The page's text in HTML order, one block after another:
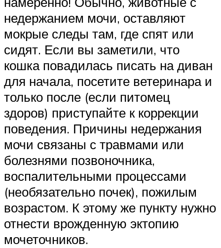
недержанием мочи, оставляют
мокрые следы там, где спят или
сидят. Если вы заметили, что
кошка повадилась писать на диван
для начала, посетите ветеринара и
только после (если питомец
здоров) приступайте к коррекции
поведения. Причины недержания
мочи связаны с травмами или
болезнями позвоночника,
воспалительными процессами
(необязательно почек), пожилым
возрастом. К этому же пункту нужно
отнести врожденную эктопию
мочеточников.